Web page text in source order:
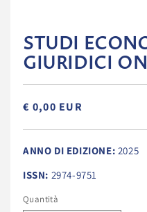
STUDI
GIURIDICI
€ 0,00 EUR
ANNO DI EDIZIONE: 2025
ISSN: 2974-9751
Quantità